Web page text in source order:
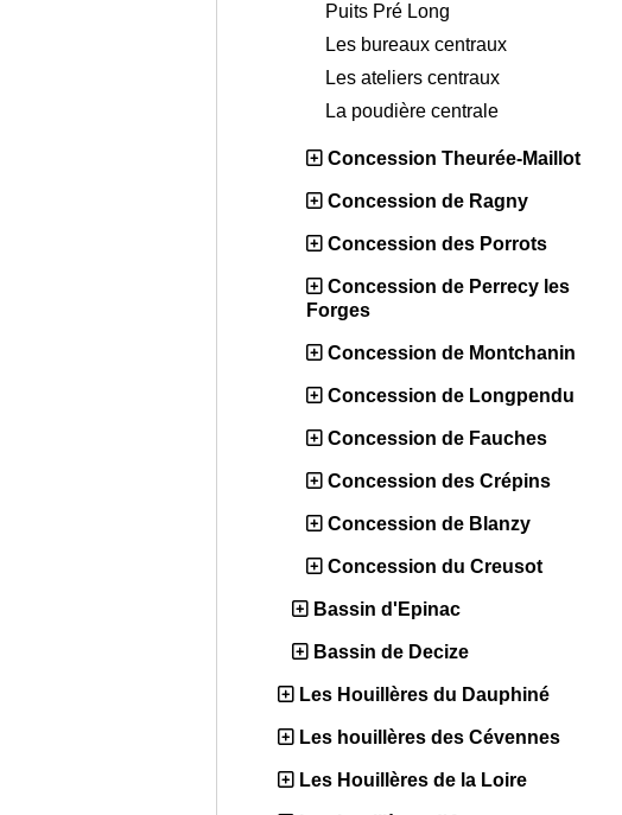
Puits Pré Long
Les bureaux centraux
Les ateliers centraux
La poudière centrale
Concession Theurée-Maillot
Concession de Ragny
Concession des Porrots
Concession de Perrecy les
Forges
Concession de Montchanin
Concession de Longpendu
Concession de Fauches
Concession des Crépins
Concession de Blanzy
Concession du Creusot
Bassin d'Epinac
Bassin de Decize
Les Houillères du Dauphiné
Les houillères des Cévennes
Les Houillères de la Loire